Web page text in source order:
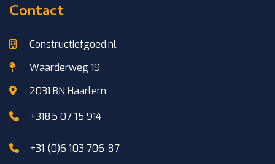
Contact
Constructiefgoed.nl
Waarderweg 19
2031 BN Haarlem
+3185 07 15 914
+31 (0)6 103 706 87